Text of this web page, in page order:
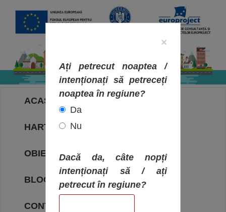
ACASA
HARTA OBIECTIVELOR
OBIECTIVE
BLOG
CONTACT
×
Ați petrecut noaptea /
intenționați să petreceți
noaptea în regiune?
Da
Nu
Dacă da, câte nopți
intenționați să / ați
petrecut în regiune?